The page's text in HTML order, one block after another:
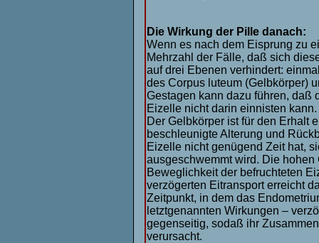
Die Wirkung der Pille danach:
Wenn es nach dem Eisprung zu
Mehrzahl der Fälle, daß sich
auf drei Ebenen verhindert:
des Corpus luteum (Gelbkörper)
Gestagen kann dazu führen, daß
Eizelle nicht darin einnisten kann.
Der Gelbkörper ist für den Erhalt
beschleunigte Alterung und
Eizelle nicht genügend Zeit hat,
ausgeschwemmt wird. Die
Beweglichkeit der befruchteten
verzögerten Eitransport erreicht
Zeitpunkt, in dem das
letztgenannten Wirkungen –
gegenseitig, sodaß ihr
verursacht.